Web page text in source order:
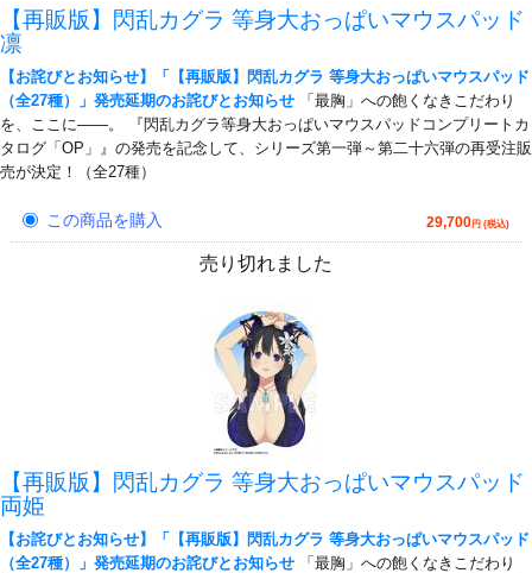
【再販版】閃乱カグラ 等身大おっぱいマウスパッド
凛
【お詫びとお知らせ】「【再販版】閃乱カグラ 等身大おっぱいマウスパッド
（全27種）」発売延期のお詫びとお知らせ 「最胸」への飽くなきこだわり
を、ここに――。 『閃乱カグラ等身大おっぱいマウスパッドコンプリートカ
タログ「OP」』の発売を記念して、シリーズ第一弾～第二十六弾の再受注販
売が決定！（全27種）
この商品を購入 29,700円 (税込)
売り切れました
【再販版】閃乱カグラ 等身大おっぱいマウスパッド
両姫
【お詫びとお知らせ】「【再販版】閃乱カグラ 等身大おっぱいマウスパッド
（全27種）」発売延期のお詫びとお知らせ 「最胸」への飽くなきこだわり